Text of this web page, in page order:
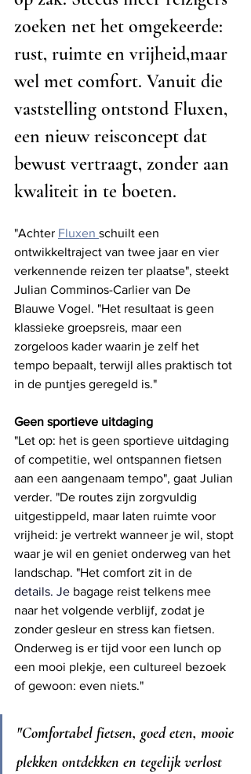
zoeken net het omgekeerde:
rust, ruimte en vrijheid,maar
wel met comfort. Vanuit die
vaststelling ontstond Fluxen,
een nieuw reisconcept dat
bewust vertraagt, zonder aan
kwaliteit in te boeten.
"Achter Fluxen schuilt een
ontwikkeltraject van twee jaar en vier
verkennende reizen ter plaatse", steekt
Julian Comminos-Carlier van De
Blauwe Vogel. "Het resultaat is geen
klassieke groepsreis, maar een
zorgeloos kader waarin je zelf het
tempo bepaalt, terwijl alles praktisch tot
in de puntjes geregeld is."
Geen sportieve uitdaging
"Let op: het is geen sportieve uitdaging
of competitie, wel ontspannen fietsen
aan een aangenaam tempo", gaat Julian
verder. "De routes zijn zorgvuldig
uitgestippeld, maar laten ruimte voor
vrijheid: je vertrekt wanneer je wil, stopt
waar je wil en geniet onderweg van het
landschap. "Het comfort zit in de
details. Je bagage reist telkens mee
naar het volgende verblijf, zodat je
zonder gesleur en stress kan fietsen.
Onderweg is er tijd voor een lunch op
een mooi plekje, een cultureel bezoek
of gewoon: even niets."
"Comfortabel fietsen, goed eten, mooie
plekken ontdekken en tegelijk verlost